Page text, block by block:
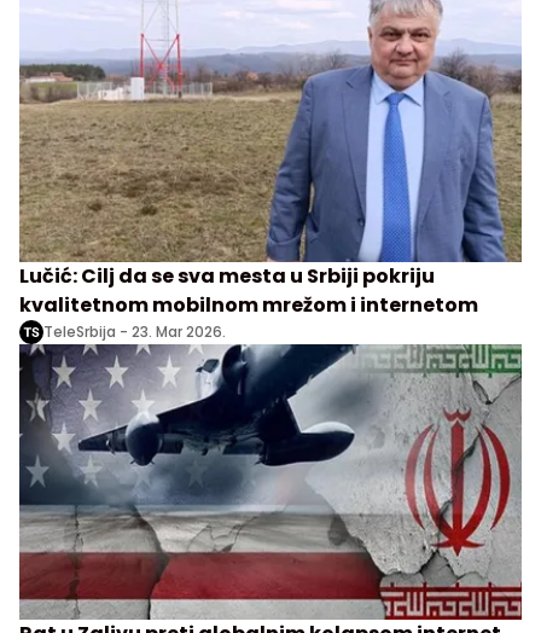
Lučić: Cilj da se sva mesta u Srbiji pokriju
kvalitetnom mobilnom mrežom i internetom
TeleSrbija - 23. Mar 2026.